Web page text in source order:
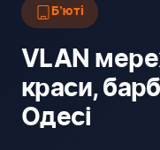
Бʼюті
VLAN
краси,
Одесі